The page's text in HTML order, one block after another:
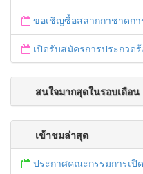
ขอเชิญซื้อสลากกาชาดการกุศลพิเศษ
เปิดรับสมัครการประกวดร้องเ
สนใจมากสุดในรอบเดือน
เข้าชมล่าสุด
ประกาศคณะกรรมการเปิ